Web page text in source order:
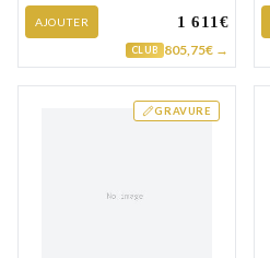
AJOUTER 1 611€
CLUB 805,75€ →
GRAVURE